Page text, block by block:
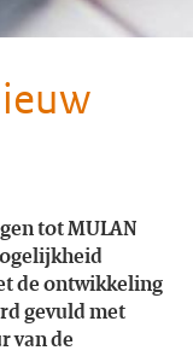
tot MULAN
de ontwikkeling
gevuld met
van de